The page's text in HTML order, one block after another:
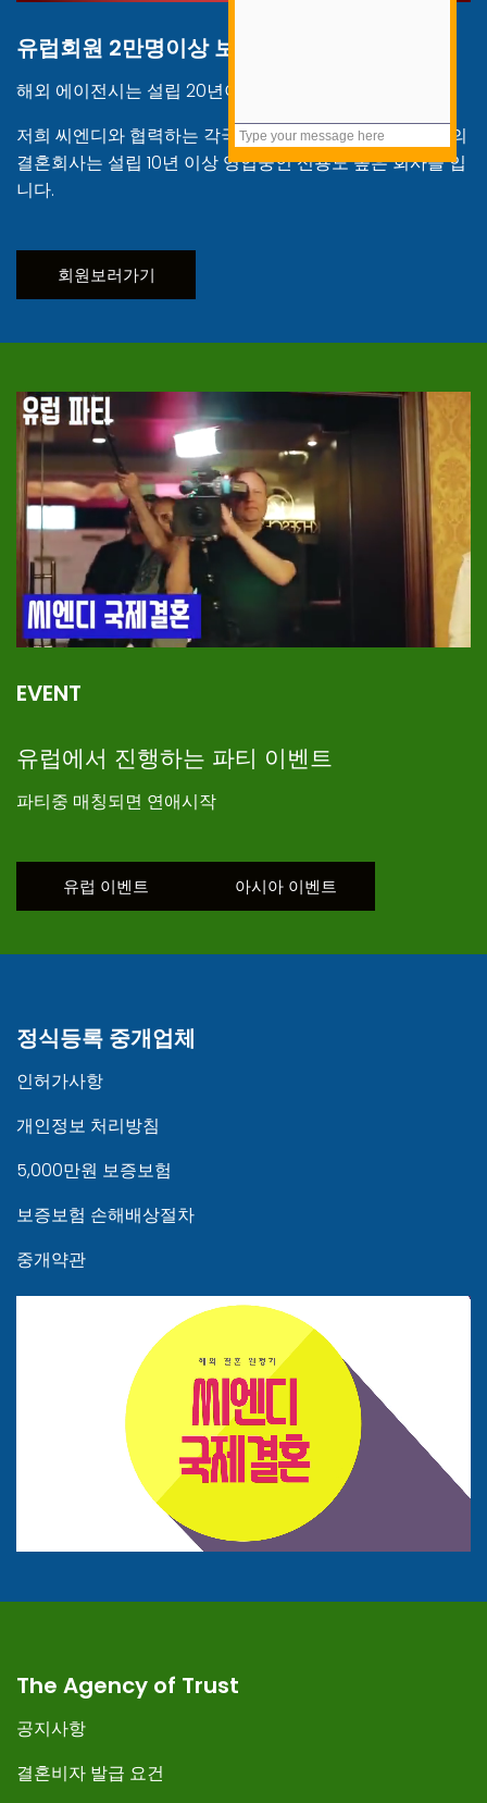
유럽회원 2만명이상 보유
해외 에이전시는 설립 20년이상된 결혼회사
저희 씨엔디와 협력하는 각국(서유럽.동유럽.중앙아시아)의
결혼회사는 설립 10년 이상 영업중인 신용도 높은 회사들 입
니다.
회원보러가기
EVENT
유럽에서 진행하는 파티 이벤트
파티중 매칭되면 연애시작
유럽 이벤트 아시아 이벤트
정식등록 중개업체
인허가사항
개인정보 처리방침
5,000만원 보증보험
보증보험 손해배상절차
중개약관
The Agency of Trust
공지사항
결혼비자 발급 요건